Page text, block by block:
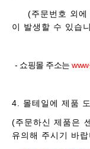
(주문번호 외에
이 발생할 수 있습
- 쇼핑몰 주소는
4. 몰테일에 제품
(주문하신 제품은
유의해 주시기 바